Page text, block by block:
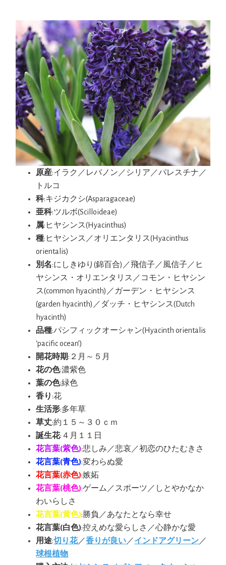
原産:イラク／レバノン／シリア／パレスチナ／
トルコ
科:キジカクシ(Asparagaceae)
亜科:ツルボ(Scilloideae)
属:ヒヤシンス(Hyacinthus)
種:ヒヤシンス／オリエンタリス(Hyacinthus
orientalis)
別名:にしきゆり(錦百合)／飛信子／風信子／ヒ
ヤシンス・オリエンタリス／コモン・ヒヤシン
ス(common hyacinth)／ガーデン・ヒヤシンス
(garden hyacinth)／ダッチ・ヒヤシンス(Dutch
hyacinth)
品種:パシフィックオーシャン(Hyacinth orientalis
‘pacific ocean’)
開花時期:２月～５月
花の色:濃紫色
葉の色:緑色
香り :花
生活形:多年草
草丈:約１５～３０ｃｍ
誕生花:４月１１日
花言葉(紫色):悲しみ／悲哀／初恋のひたむきさ
花言葉(青色):変わらぬ愛
花言葉(赤色):嫉妬
花言葉(桃色):ゲーム／スポーツ／しとやかなか
わいらしさ
花言葉(黄色):勝負／あなたとなら幸せ
花言葉(白色):控えめな愛らしさ／心静かな愛
用途:切り花／香りが良い／インドアグリーン／
球根植物